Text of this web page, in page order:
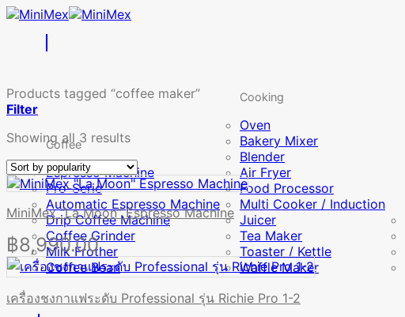
Skip
Coffee
Espresso Machine
Pro-Serie
Automatic Espresso Machine
Drip Coffee Machine
Coffee Grinder
Milk Frother
Coffee Bean
Cooking
Oven
Bakery Mixer
Blender
Air Fryer
Food Processor
Multi Cooker / Induction
Juicer
Tea Maker
Toaster / Kettle
Waffle Maker
Products tagged “coffee maker”
Filter
Showing all 3 resultsSorted
popularity
MiniMex “La Moon” Espresso Machine
฿8,990.00
เครื่องชงกาแฟระดับ Professional รุ่น Richie Pro 1-2